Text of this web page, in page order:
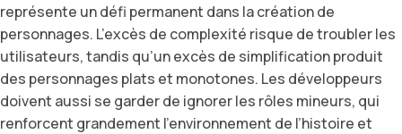
représente un défi permanent dans la création de
personnages. L’excès de complexité risque de troubler les
utilisateurs, tandis qu’un excès de simplification produit
des personnages plats et monotones. Les développeurs
doivent aussi se garder de ignorer les rôles mineurs, qui
renforcent grandement l’environnement de l’histoire et